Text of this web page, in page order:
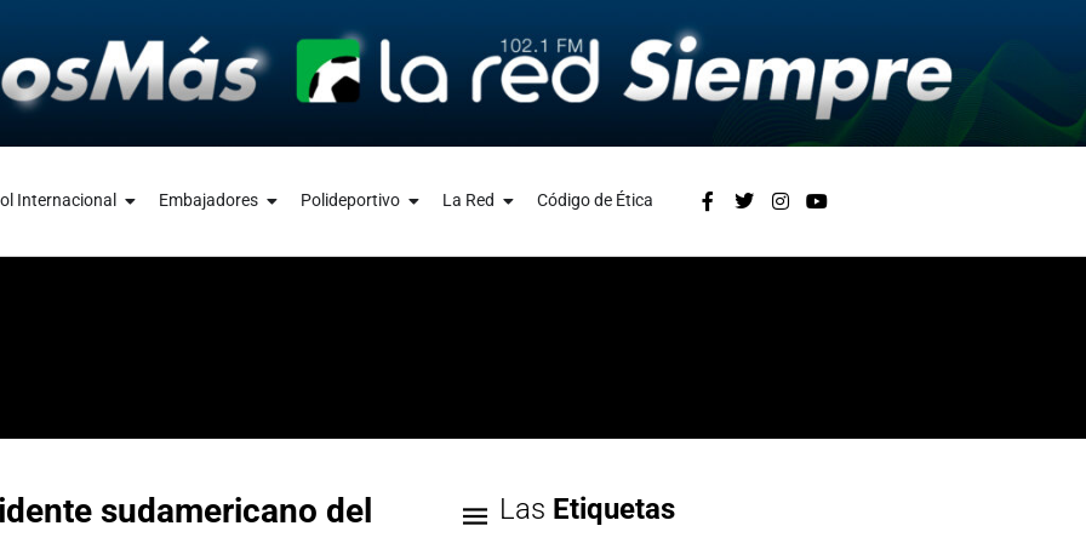
Internacional Embajadores Polideportivo La Red Código de Ética
sudamericano del
Las Etiquetas